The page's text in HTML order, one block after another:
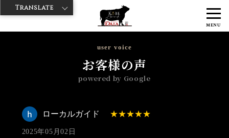
MENU
神戸牛ダイヤ > 神戸牛ダイア 浅草1号店
ローカ
user voice
お客様の声
powered by Google
ローカルガイド
2025年05月02日
Translate